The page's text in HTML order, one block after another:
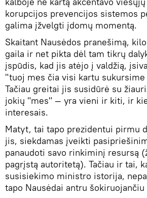
korupcijos prevencijos sistemos
galima įžvelgti įdomų momentą.
Skaitant Nausėdos pranešimą,
gaila ir net pikta dėl tam tikrų
įspūdis, kad jis atėjo į valdžią,
"tuoj mes čia visi kartu
Tačiau greitai jis susidūrė su
jokių "mes" — yra vieni ir kiti, ir
interesais.
Matyt, tai tapo prezidentui pirmu
jis, siekdamas įveikti
panaudoti savo rinkiminį resursą
pagrįstą autoritetą). Tačiau ir tai,
susisiekimo ministro istorija,
tapo Nausėdai antru